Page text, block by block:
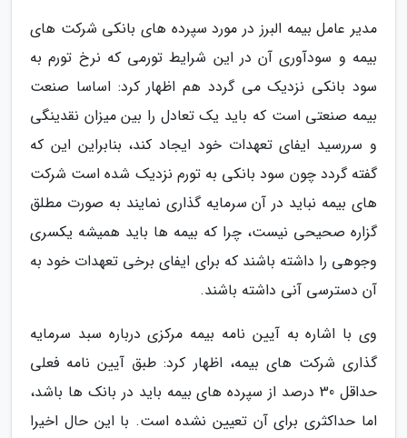
مدیر عامل بیمه البرز در مورد سپرده های بانکی شرکت های
بیمه و سودآوری آن در این شرایط تورمی که نرخ تورم به
سود بانکی نزدیک می گردد هم اظهار کرد: اساسا صنعت
بیمه صنعتی است که باید یک تعادل را بین میزان نقدینگی
و سررسید ایفای تعهدات خود ایجاد کند، بنابراین این که
گفته گردد چون سود بانکی به تورم نزدیک شده است شرکت
های بیمه نباید در آن سرمایه گذاری نمایند به صورت مطلق
گزاره صحیحی نیست، چرا که بیمه ها باید همیشه یکسری
وجوهی را داشته باشند که برای ایفای برخی تعهدات خود به
آن دسترسی آنی داشته باشند.
وی با اشاره به آیین نامه بیمه مرکزی درباره سبد سرمایه
گذاری شرکت های بیمه، اظهار کرد: طبق آیین نامه فعلی
حداقل 30 درصد از سپرده های بیمه باید در بانک ها باشد،
اما حداکثری برای آن تعیین نشده است. با این حال اخیرا